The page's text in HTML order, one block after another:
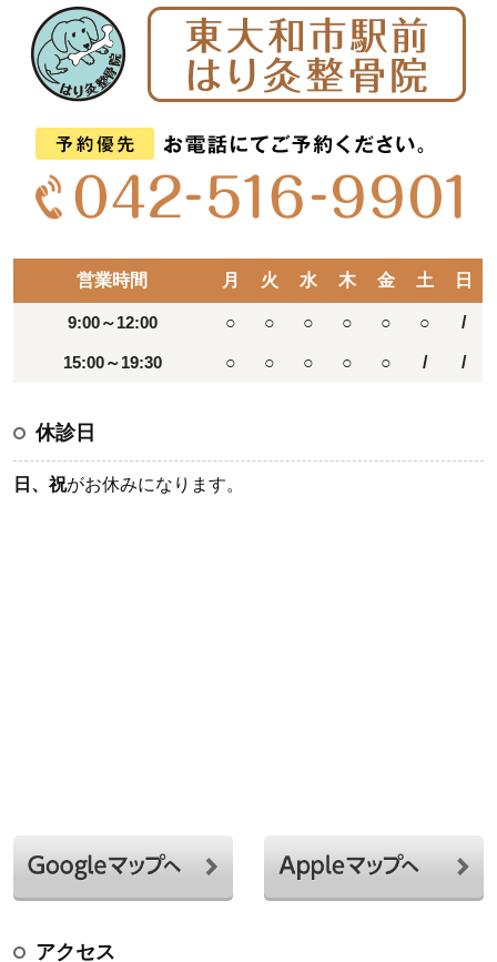
営業時間 月 火 水 木 金 土 日
9:00～12:00 ○ ○ ○ ○ ○ ○ /
15:00～19:30 ○ ○ ○ ○ ○ / /
休診日
日、祝がお休みになります。
アクセス